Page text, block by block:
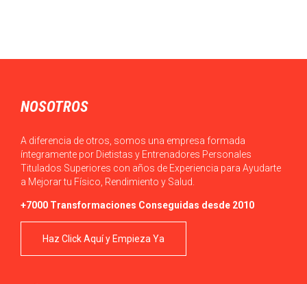
NOSOTROS
A diferencia de otros, somos una empresa formada
íntegramente por Dietistas y Entrenadores Personales
Titulados Superiores con años de Experiencia para Ayudarte
a Mejorar tu Físico, Rendimiento y Salud.
+7000 Transformaciones Conseguidas desde 2010
Haz Click Aquí y Empieza Ya